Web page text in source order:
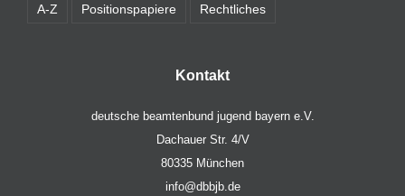
A-Z Positionspapiere Rechtliches
Kontakt
deutsche beamtenbund jugend bayern e.V.
Dachauer Str. 4/V
80335 München
info@dbbjb.de